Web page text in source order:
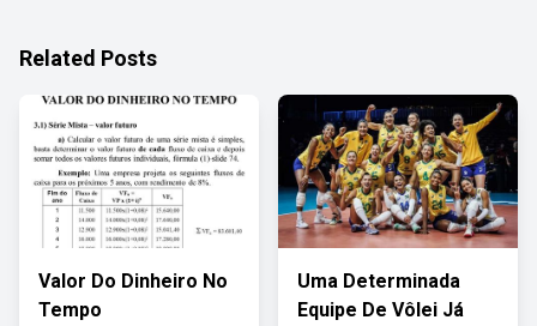
Related Posts
Valor Do Dinheiro No
Tempo
Uma Determinada
Equipe De Vôlei Já